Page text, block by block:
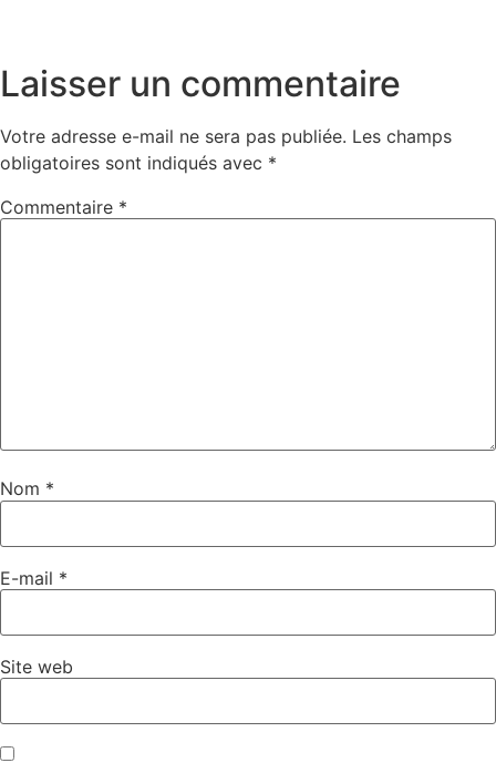
Laisser un commentaire
Votre adresse e-mail ne sera pas publiée. Les champs
obligatoires sont indiqués avec *
Commentaire *
Nom *
E-mail *
Site web